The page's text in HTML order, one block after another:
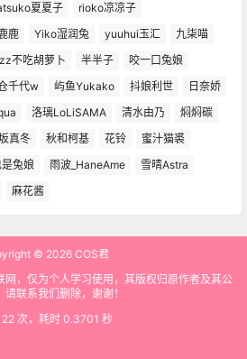
夏夏子
rioko凉凉子
鹿 Yiko湿润兔 yuuhui玉汇
九柒喵
不吃胡萝卜 半半子
咬一口兔娘
千代w 屿鱼Yukako 抖娘利世
日奈娇
洛璃LoLiSAMA 清水由乃
焖焖碳
真冬 秋和柯基 花铃
蜜汁猫裘
兔娘 雨波_HaneAme
雪晴Astra
麻花酱
© 2026 COS君
网，仅为个人学习使用，其版权归原作者及其公
联系我们删除，谢谢！
22 次，耗时 0.3701 秒